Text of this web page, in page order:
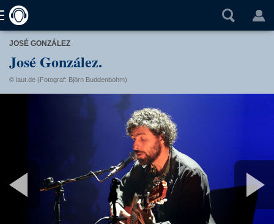
JOSÉ GONZÁLEZ
José González.
© laut.de (Fotograf: Björn Buddenbohm)